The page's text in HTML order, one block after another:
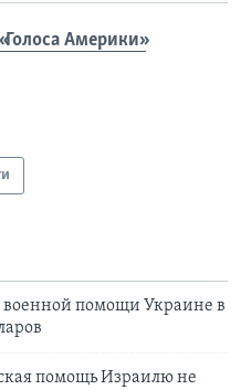
Америки»
помощи Украине в
помощь Израилю не